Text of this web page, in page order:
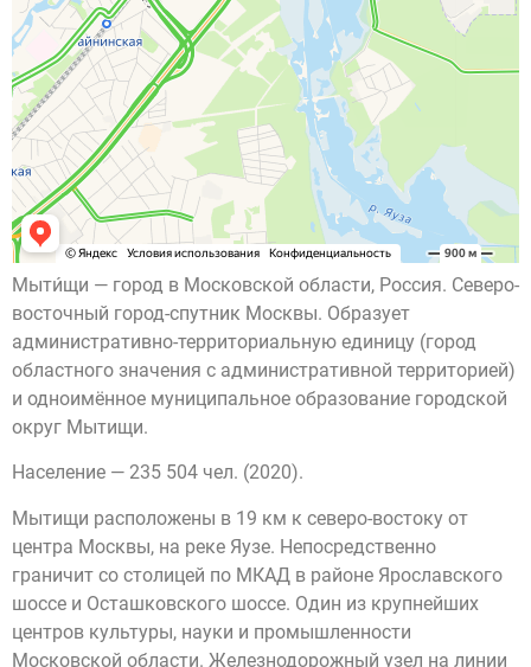
Мыти́щи — город в Московской области, Россия. Северо-
восточный город-спутник Москвы. Образует
административно-территориальную единицу (город
областного значения с административной территорией)
и одноимённое муниципальное образование городской
округ Мытищи.
Население — 235 504 чел. (2020).
Мытищи расположены в 19 км к северо-востоку от
центра Москвы, на реке Яузе. Непосредственно
граничит со столицей по МКАД в районе Ярославского
шоссе и Осташковского шоссе. Один из крупнейших
центров культуры, науки и промышленности
Московской области. Железнодорожный узел на линии